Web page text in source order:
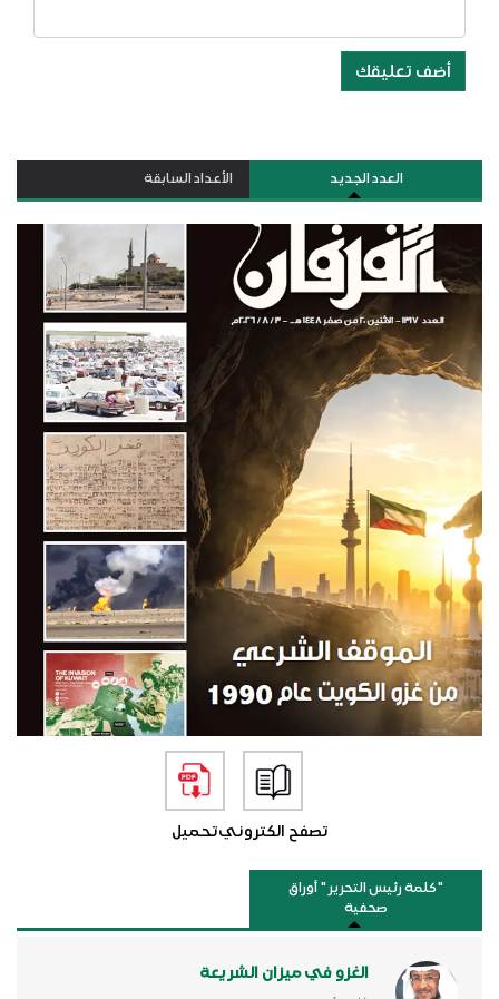
أضف تعليقك
العدد الجديد الأعداد السابقة
تصفح الكترونيتحميل
"كلمة رئيس التحرير " أوراق
صحفية
الغزو في ميزان الشريعة